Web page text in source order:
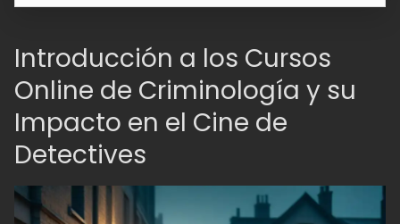
Introducción a los Cursos
Online de Criminología y su
Impacto en el Cine de
Detectives